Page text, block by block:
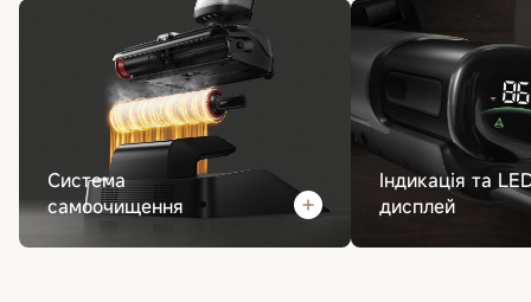
Система
самоочищення
Індикація та
дисплей